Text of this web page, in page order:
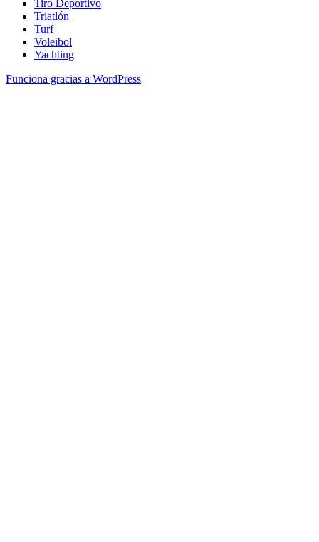
Tiro Deportivo
Triatlón
Turf
Voleibol
Yachting
Funciona gracias a WordPress